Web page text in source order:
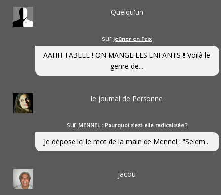
Quelqu'un
sur Jeûner en Paix
AAHH TABLLE ! ON MANGE LES ENFANTS !! Voilà le
genre de...
le journal de Personne
sur MENNEL : Pourquoi s’est-elle radicalisée ?
Je dépose ici le mot de la main de Mennel : "Selem...
jacou